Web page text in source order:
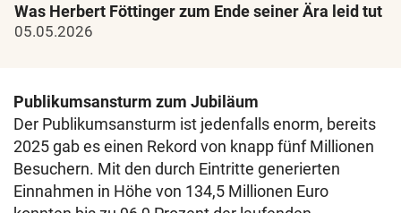
Was Herbert Föttinger zum Ende seiner Ära leid tut
05.05.2026
Publikumsansturm zum Jubiläum
Der Publikumsansturm ist jedenfalls enorm, bereits
2025 gab es einen Rekord von knapp fünf Millionen
Besuchern. Mit den durch Eintritte generierten
Einnahmen in Höhe von 134,5 Millionen Euro